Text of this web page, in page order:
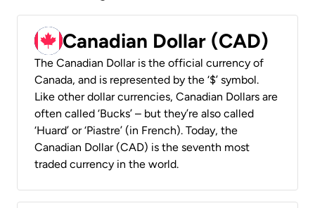
Canadian Dollar (CAD)
The Canadian Dollar is the official currency of
Canada, and is represented by the ‘$’ symbol.
Like other dollar currencies, Canadian Dollars are
often called ‘Bucks’ – but they’re also called
‘Huard’ or ‘Piastre’ (in French). Today, the
Canadian Dollar (CAD) is the seventh most
traded currency in the world.